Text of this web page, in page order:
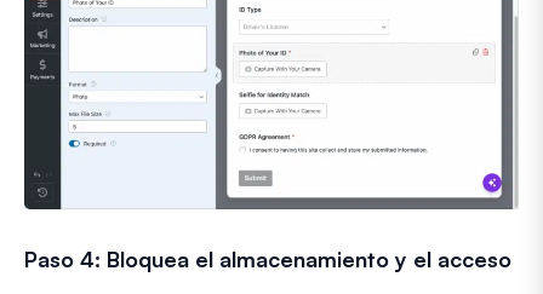
Paso 4: Bloquea el almacenamiento y el acceso